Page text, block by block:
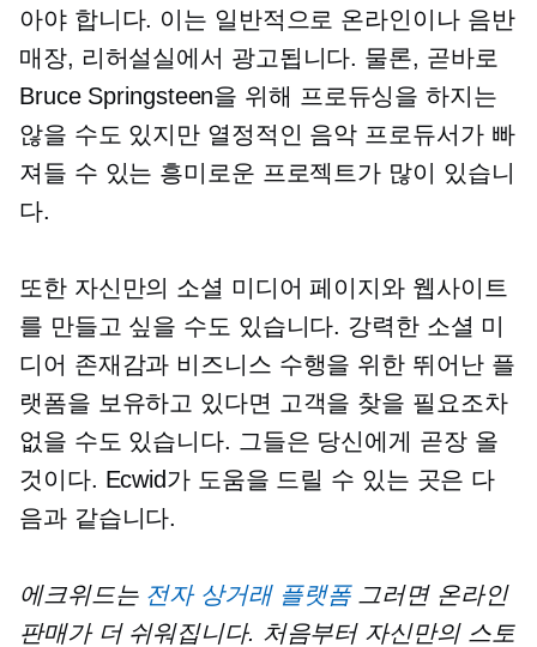
아야 합니다. 이는 일반적으로 온라인이나 음반
매장, 리허설실에서 광고됩니다. 물론, 곧바로
Bruce Springsteen을 위해 프로듀싱을 하지는
않을 수도 있지만 열정적인 음악 프로듀서가 빠
져들 수 있는 흥미로운 프로젝트가 많이 있습니
다.
또한 자신만의 소셜 미디어 페이지와 웹사이트
를 만들고 싶을 수도 있습니다. 강력한 소셜 미
디어 존재감과 비즈니스 수행을 위한 뛰어난 플
랫폼을 보유하고 있다면 고객을 찾을 필요조차
없을 수도 있습니다. 그들은 당신에게 곧장 올
것이다. Ecwid가 도움을 드릴 수 있는 곳은 다
음과 같습니다.
에크위드는 전자 상거래 플랫폼그러면 온라인
판매가 더 쉬워집니다. 처음부터 자신만의 스토